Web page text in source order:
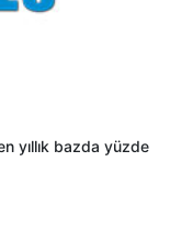
yıllık bazda yüzde